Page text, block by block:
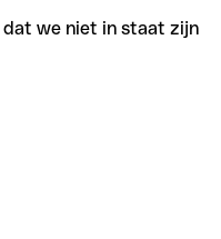
dat we niet in staat zijn